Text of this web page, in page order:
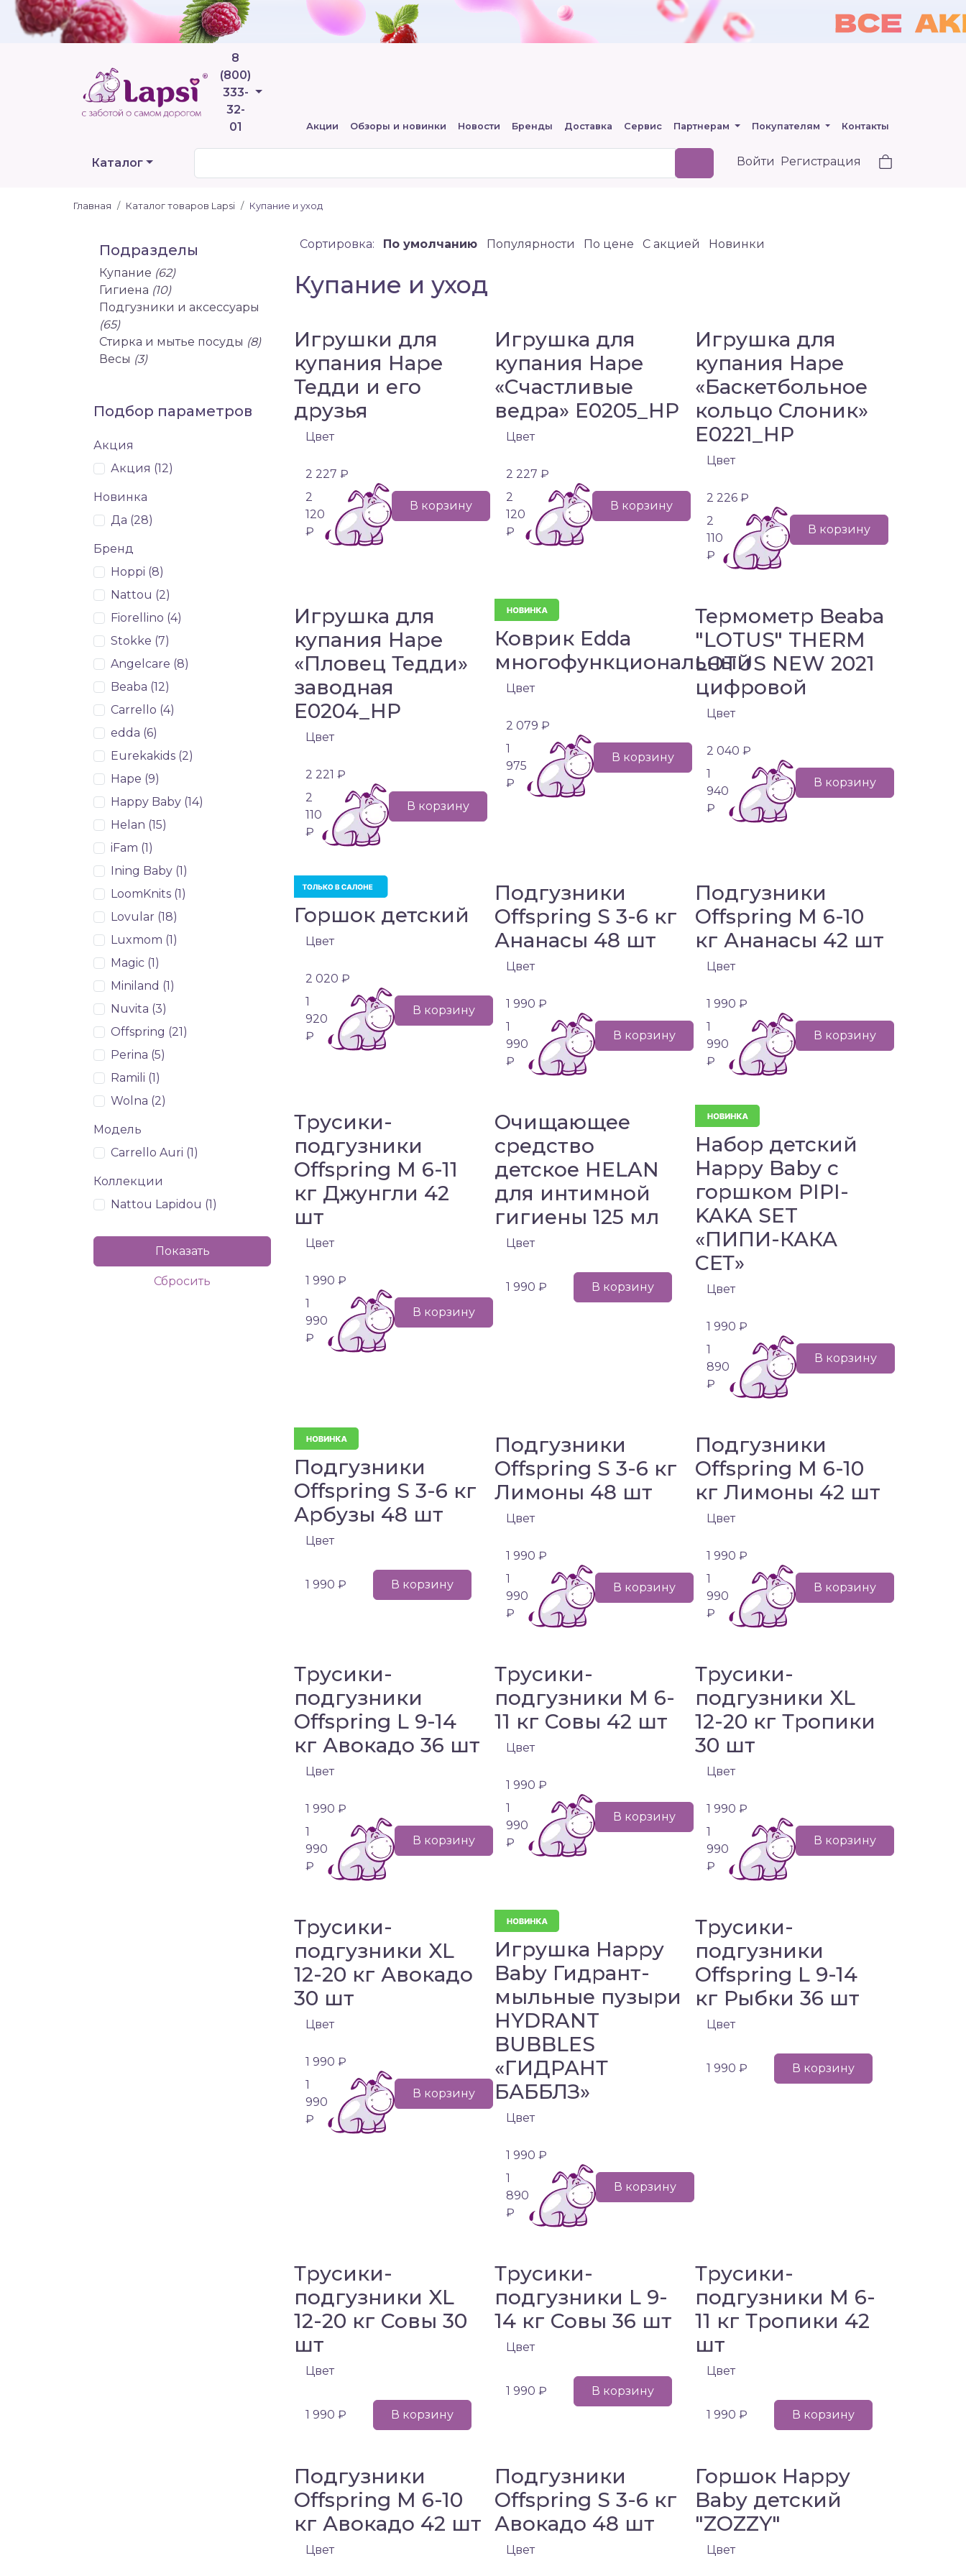
8
(800)
333-
32-
01
Телефоны
Акции Обзоры и новинки Новости Бренды Доставка Сервис Партнерам Покупателям Контакты
Каталог Войти Регистрация
Главная Каталог товаров Lapsi Купание и уход
Подразделы
Купание (62)
Гигиена (10)
Подгузники и аксессуары
(65)
Стирка и мытье посуды (8)
Весы (3)
Подбор параметров
Акция
Акция (12)
Новинка
Да (28)
Бренд
Hoppi (8)
Nattou (2)
Fiorellino (4)
Stokke (7)
Angelcare (8)
Beaba (12)
Carrello (4)
edda (6)
Eurekakids (2)
Hape (9)
Happy Baby (14)
Helan (15)
iFam (1)
Ining Baby (1)
LoomKnits (1)
Lovular (18)
Luxmom (1)
Magic (1)
Miniland (1)
Nuvita (3)
Offspring (21)
Perina (5)
Ramili (1)
Wolna (2)
Модель
Carrello Auri (1)
Коллекции
Nattou Lapidou (1)
Сортировка: По умолчанию Популярности По цене C акцией Новинки
Купание и уход
Игрушки для
купания Hape
Тедди и его
друзья
Цвет
2 227 ₽
2
120
₽
В корзину
Игрушка для
купания Hape
«‎Счастливые
ведра»‎ E0205_HP
Цвет
2 227 ₽
2
120
₽
В корзину
Игрушка для
купания Hape
«Баскетбольное
кольцо Слоник»
E0221_HP
Цвет
2 226 ₽
2
110
₽
В корзину
Игрушка для
купания Hape
«Пловец Тедди»
заводная
E0204_HP
Цвет
2 221 ₽
2
110
₽
В корзину
Коврик Edda
многофункциональный
Цвет
2 079 ₽
1
975
₽
В корзину
Термометр Beaba
"LOTUS" THERM
LOTUS NEW 2021
цифровой
Цвет
2 040 ₽
1
940
₽
В корзину
Горшок детский
Цвет
2 020 ₽
1
920
₽
В корзину
Подгузники
Offspring S 3-6 кг
Ананасы 48 шт
Цвет
1 990 ₽
1
990
₽
В корзину
Подгузники
Offspring M 6-10
кг Ананасы 42 шт
Цвет
1 990 ₽
1
990
₽
В корзину
Трусики-
подгузники
Offspring M 6-11
кг Джунгли 42
шт
Цвет
1 990 ₽
1
990
₽
В корзину
Очищающее
средство
детское HELAN
для интимной
гигиены 125 мл
Цвет
1 990 ₽ В корзину
Набор детский
Happy Baby с
горшком PIPI-
KAKA SET
«ПИПИ-КАКА
СЕТ»
Цвет
1 990 ₽
1
890
₽
В корзину
Подгузники
Offspring S 3-6 кг
Арбузы 48 шт
Цвет
1 990 ₽ В корзину
Подгузники
Offspring S 3-6 кг
Лимоны 48 шт
Цвет
1 990 ₽
1
990
₽
В корзину
Подгузники
Offspring M 6-10
кг Лимоны 42 шт
Цвет
1 990 ₽
1
990
₽
В корзину
Трусики-
подгузники
Offspring L 9-14
кг Авокадо 36 шт
Цвет
1 990 ₽
1
990
₽
В корзину
Трусики-
подгузники M 6-
11 кг Совы 42 шт
Цвет
1 990 ₽
1
990
₽
В корзину
Трусики-
подгузники XL
12-20 кг Тропики
30 шт
Цвет
1 990 ₽
1
990
₽
В корзину
Трусики-
подгузники XL
12-20 кг Авокадо
30 шт
Цвет
1 990 ₽
1
990
₽
В корзину
Игрушка Happy
Baby Гидрант-
мыльные пузыри
HYDRANT
BUBBLES
«ГИДРАНТ
БАББЛЗ»
Цвет
1 990 ₽
1
890
₽
В корзину
Трусики-
подгузники
Offspring L 9-14
кг Рыбки 36 шт
Цвет
1 990 ₽ В корзину
Трусики-
подгузники XL
12-20 кг Совы 30
шт
Цвет
1 990 ₽ В корзину
Трусики-
подгузники L 9-
14 кг Совы 36 шт
Цвет
1 990 ₽ В корзину
Трусики-
подгузники M 6-
11 кг Тропики 42
шт
Цвет
1 990 ₽ В корзину
Подгузники
Offspring M 6-10
кг Авокадо 42 шт
Цвет
Подгузники
Offspring S 3-6 кг
Авокадо 48 шт
Цвет
Горшок Happy
Baby детский
"ZOZZY"
Цвет